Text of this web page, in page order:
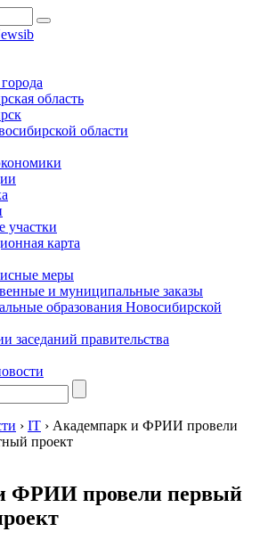
область
области
участки
карта
меры
и муниципальные заказы
образования Новосибирской
заседаний правительства
› IT › Академпарк и ФРИИ провели
проект
ФРИИ провели первый